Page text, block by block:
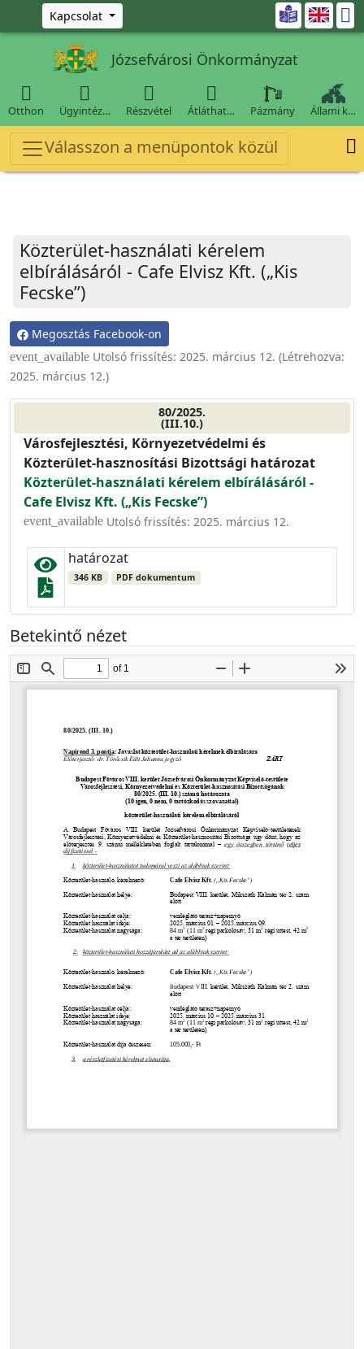
Ugrás a fő tartalomra
Kapcsolat 
Józsefvárosi Önkormányzat

Otthon

Ügyintéz…

Részvétel

Átláthat… Pázmány Állami k…
Válasszon a menüpontok közül 
Közterület-használati kérelem
elbírálásáról - Cafe Elvisz Kft. („Kis
Fecske”)
Megosztás Facebook-on
event_available Utolsó frissítés: 2025. március 12. (Létrehozva:
2025. március 12.)
80/2025.
(III.10.)
Városfejlesztési, Környezetvédelmi és
Közterület-hasznosítási Bizottsági határozat
Közterület-használati kérelem elbírálásáról -
Cafe Elvisz Kft. („Kis Fecske”)
event_available Utolsó frissítés: 2025. március 12.
határozat
346 KB PDF dokumentum
Betekintő nézet